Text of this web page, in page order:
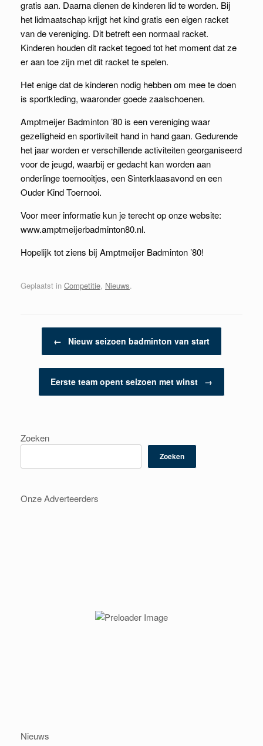
gratis aan. Daarna dienen de kinderen lid te worden. Bij
het lidmaatschap krijgt het kind gratis een eigen racket
van de vereniging. Dit betreft een normaal racket.
Kinderen houden dit racket tegoed tot het moment dat ze
er aan toe zijn met dit racket te spelen.
Het enige dat de kinderen nodig hebben om mee te doen
is sportkleding, waaronder goede zaalschoenen.
Amptmeijer Badminton ’80 is een vereniging waar
gezelligheid en sportiviteit hand in hand gaan. Gedurende
het jaar worden er verschillende activiteiten georganiseerd
voor de jeugd, waarbij er gedacht kan worden aan
onderlinge toernooitjes, een Sinterklaasavond en een
Ouder Kind Toernooi.
Voor meer informatie kun je terecht op onze website:
www.amptmeijerbadminton80.nl.
Hopelijk tot ziens bij Amptmeijer Badminton ’80!
Geplaatst in Competitie, Nieuws.
Berichtnavigatie
← Nieuw seizoen badminton van start
Eerste team opent seizoen met winst →
Zoeken
Zoeken
Onze Adverteerders
Nieuws